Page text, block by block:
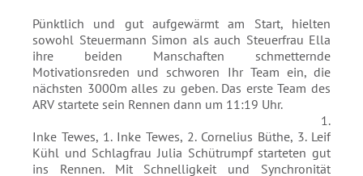
Pünktlich und gut aufgewärmt am Start, hielten
sowohl Steuermann Simon als auch Steuerfrau Ella
ihre beiden Manschaften schmetternde
Motivationsreden und schworen Ihr Team ein, die
nächsten 3000m alles zu geben. Das erste Team des
ARV startete sein Rennen dann um 11:19 Uhr.
1.
Inke Tewes, 1. Inke Tewes, 2. Cornelius Büthe, 3. Leif
Kühl und Schlagfrau Julia Schütrumpf starteten gut
ins Rennen. Mit Schnelligkeit und Synchronität